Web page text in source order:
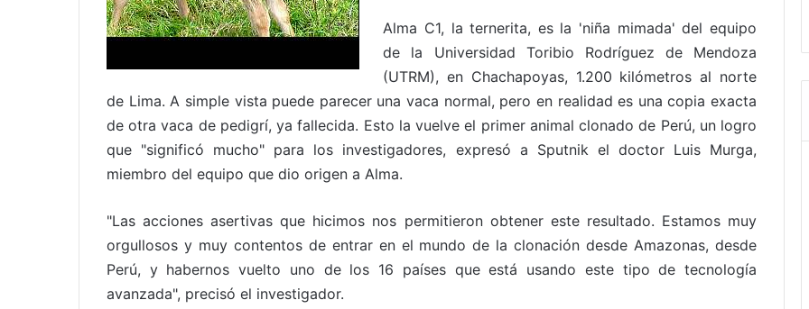
Alma C1, la ternerita, es la 'niña mimada' del equipo
de la Universidad Toribio Rodríguez de Mendoza
(UTRM), en Chachapoyas, 1.200 kilómetros al norte
de Lima. A simple vista puede parecer una vaca normal, pero en realidad es una copia exacta
de otra vaca de pedigrí, ya fallecida. Esto la vuelve el primer animal clonado de Perú, un logro
que "significó mucho" para los investigadores, expresó a Sputnik el doctor Luis Murga,
miembro del equipo que dio origen a Alma.
"Las acciones asertivas que hicimos nos permitieron obtener este resultado. Estamos muy
orgullosos y muy contentos de entrar en el mundo de la clonación desde Amazonas, desde
Perú, y habernos vuelto uno de los 16 países que está usando este tipo de tecnología
avanzada", precisó el investigador.